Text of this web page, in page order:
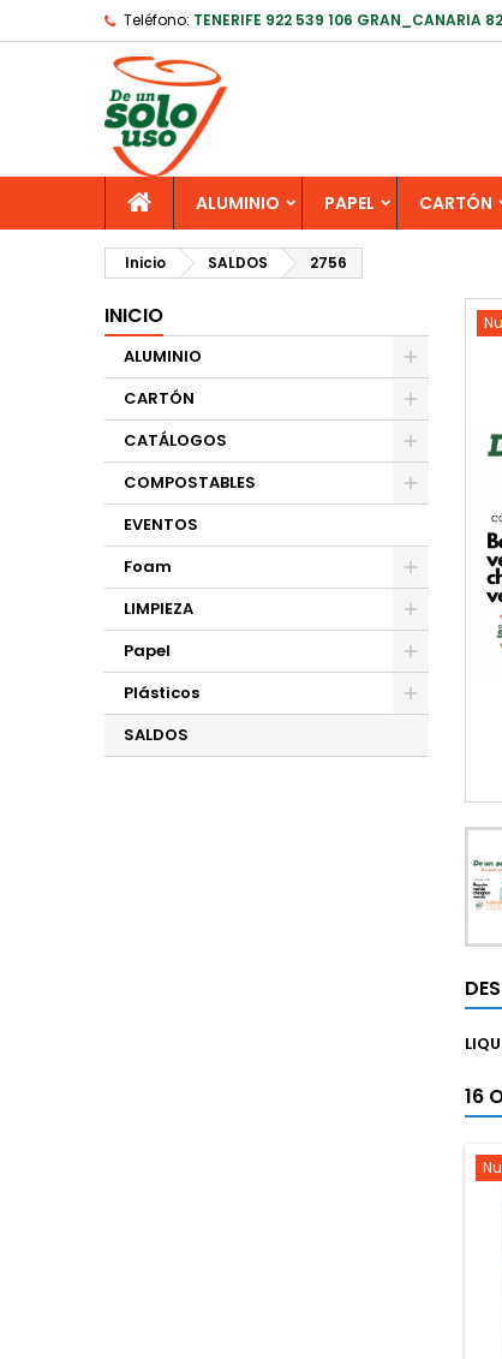
Teléfono: TENERIFE 922 539 106 GRAN_CANARIA
ALUMINIO PAPEL CARTÓN
Inicio SALDOS 2756
INICIO
ALUMINIO
CARTÓN
CATÁLOGOS
COMPOSTABLES
EVENTOS
Foam
LIMPIEZA
Papel
Plásticos
SALDOS
16